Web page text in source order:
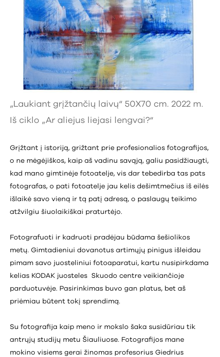
„Laukiant grįžtančių laivų“ 50X70 cm. 2022 m.
Iš ciklo „Ar aliejus liejasi lengvai?“
Grįžtant į istoriją, grižtant prie profesionalios fotografijos,
o ne mėgėjiškos, kaip aš vadinu savąją, galiu pasidžiaugti,
kad mano gimtinėje fotoatelje, vis dar tebedirba tas pats
fotografas, o pati fotoatelje jau kelis dešimtmečius iš eilės
išlaikė savo vieną ir tą patį adresą, o paslaugų teikimo
atžvilgiu šiuolaikiškai praturtėjo.
Fotografuoti ir kadruoti pradėjau būdama šešiolikos
metų. Gimtadieniui dovanotus artimųjų pinigus išleidau
pimam savo juosteliniui fotoaparatui, kartu nusipirkdama
kelias KODAK juosteles Skuodo centre veikiančioje
parduotuvėje. Pasirinkimas buvo gan platus, bet aš
priėmiau būtent tokį sprendimą.
Su fotografija kaip meno ir mokslo šaka susidūriau tik
antrųjų studijų metu Šiauliuose. Fotografijos mane
mokino visiems gerai žinomas profesorius Giedrius